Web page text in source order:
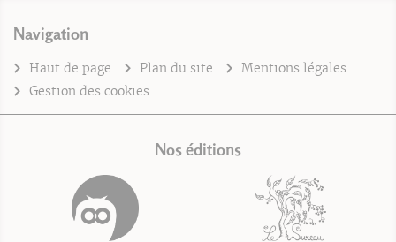
Navigation
Haut de page Plan du site
Mentions légales
Gestion des cookies
Nos éditions